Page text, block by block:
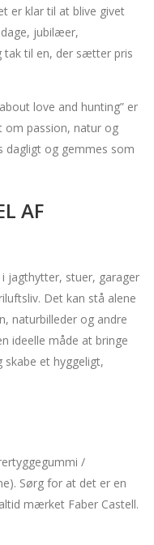
er klar til at blive givet
jubilæer,
tak til en, der sætter pris
love and hunting” er
om passion, natur og
dagligt og gemmes som
AF
jagthytter, stuer, garager
Det kan stå alene
naturbilleder og andre
ideelle måde at bringe
et hyggeligt,
/
Sørg for at det er en
mærket Faber Castell.